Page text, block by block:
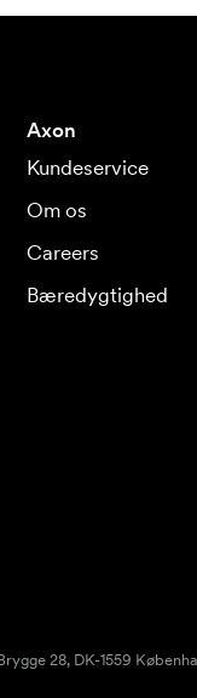
Axon
Kundeservice
Om os
Careers
Bæredygtighed
28, DK-1559